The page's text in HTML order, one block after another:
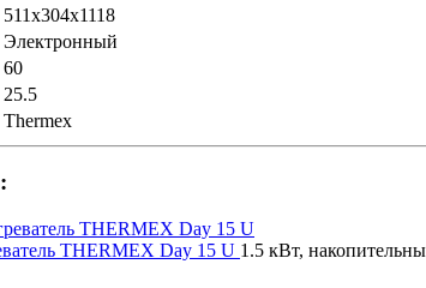
511х304х1118
Электронный
60
25.5
Thermex
THERMEX Day 15 U 1.5 кВт,